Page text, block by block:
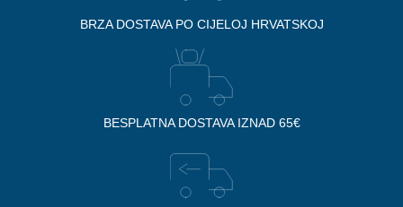
BRZA DOSTAVA PO CIJELOJ HRVATSKOJ
BESPLATNA DOSTAVA IZNAD 65€